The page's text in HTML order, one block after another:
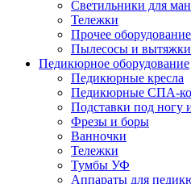
Светильники для
Тележки
Прочее
Пылесосы и вытяжки
Педикюрное оборудование
Педикюрные кресла
Педикюрные СПА-
Подставки под ногу
Фрезы и боры
Ванночки
Тележки
Тумбы УФ
Аппараты для